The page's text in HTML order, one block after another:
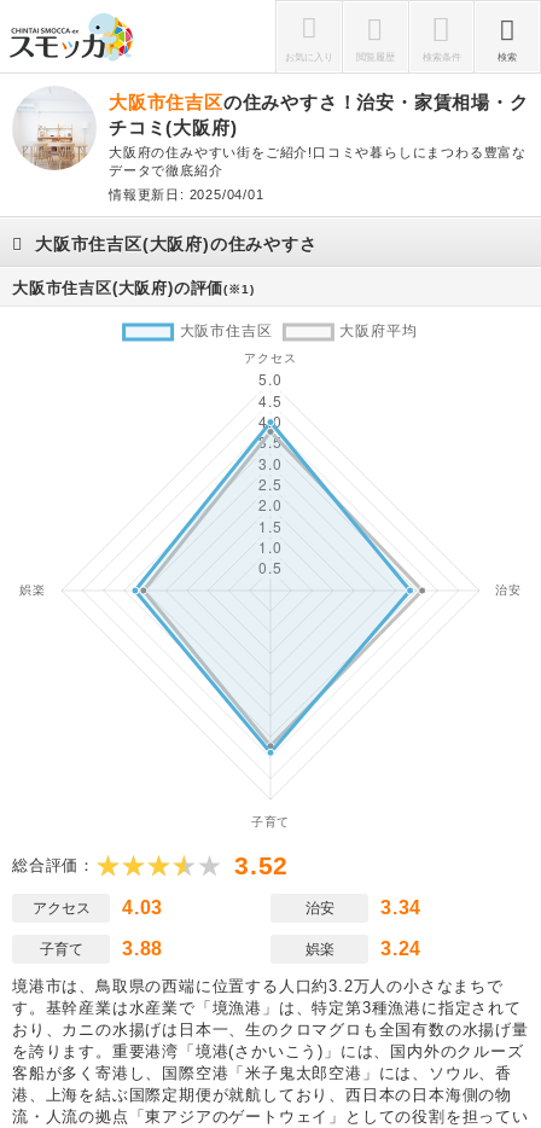
お気に入り 閲覧履歴 検索条件 検索
大阪市住吉区の住みやすさ！治安・家賃相場・ク
チコミ(大阪府)
大阪府の住みやすい街をご紹介!口コミや暮らしにまつわる豊富な
データで徹底紹介
情報更新日: 2025/04/01
大阪市住吉区(大阪府)の住みやすさ
大阪市住吉区(大阪府)の評価(※1)
総合評価： 3.52
アクセス 4.03 治安 3.34
子育て 3.88 娯楽 3.24
境港市は、鳥取県の西端に位置する人口約3.2万人の小さなまちで
す。基幹産業は水産業で「境漁港」は、特定第3種漁港に指定されて
おり、カニの水揚げは日本一、生のクロマグロも全国有数の水揚げ量
を誇ります。重要港湾「境港(さかいこう)」には、国内外のクルーズ
客船が多く寄港し、国際空港「米子鬼太郎空港」には、ソウル、香
港、上海を結ぶ国際定期便が就航しており、西日本の日本海側の物
流・人流の拠点「東アジアのゲートウェイ」としての役割を担ってい